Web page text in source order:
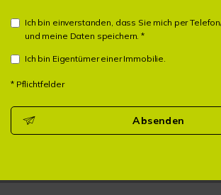
Ich bin einverstanden, dass Sie mich per
und meine Daten speichern. *
Ich bin Eigentümer einer Immobilie.
* Pflichtfelder
Absenden